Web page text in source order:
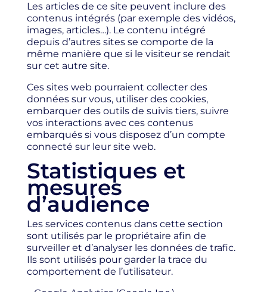
Les articles de ce site peuvent inclure des
contenus intégrés (par exemple des vidéos,
images, articles…). Le contenu intégré
depuis d’autres sites se comporte de la
même manière que si le visiteur se rendait
sur cet autre site.
Ces sites web pourraient collecter des
données sur vous, utiliser des cookies,
embarquer des outils de suivis tiers, suivre
vos interactions avec ces contenus
embarqués si vous disposez d’un compte
connecté sur leur site web.
Statistiques et
mesures
d’audience
Les services contenus dans cette section
sont utilisés par le propriétaire afin de
surveiller et d’analyser les données de trafic.
Ils sont utilisés pour garder la trace du
comportement de l’utilisateur.